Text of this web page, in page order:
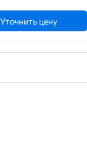
Уточнить цену